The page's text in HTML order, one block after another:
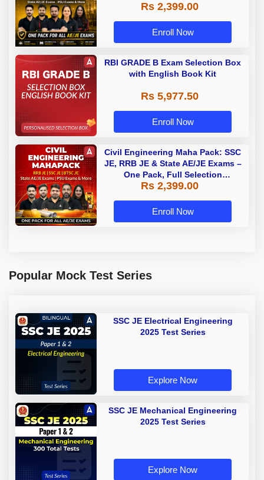
Preparation
Rs 2,399.00
Enroll Now
RBI GRADE B Exam Selection Box
with English Book Kit
Rs 5,977.50
Enroll Now
Civil Engineering Maha Pack: SSC
JE, RRB JE & State AE/JE Exams –
One Pack, Full Selection
Preparation
Rs 2,399.00
Enroll Now
Popular Mock Test Series
SSC JE Electrical Engineering
2025 Test Series
Explore Now
SSC JE Mechanical Engineering
2025 Test Series
Explore Now